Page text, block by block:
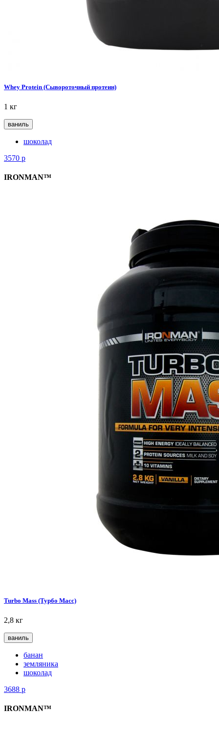
Whey Protein (Сывороточный протеин)
1 кг
ваниль
шоколад
3570 р
IRONMAN™
Turbo Mass (Турбо Масс)
2,8 кг
ваниль
банан
земляника
шоколад
3688 р
IRONMAN™